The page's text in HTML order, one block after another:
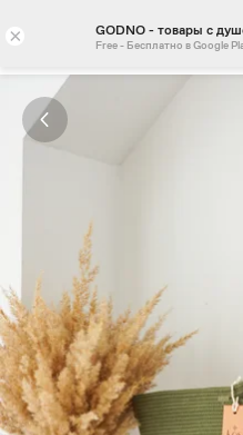
× GODNO - товары с
Free - Бесплатно в Google